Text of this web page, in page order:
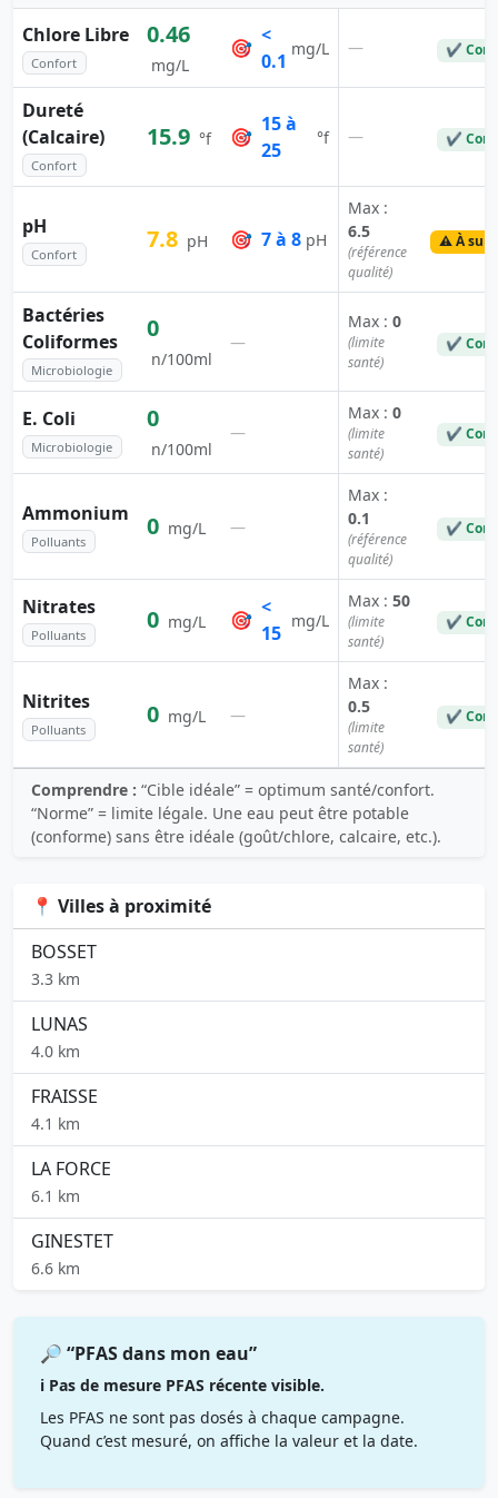
Chlore Libre
Confort
0.46
mg/L
🎯
<
0.1
mg/L — ✔
Dureté
(Calcaire)
Confort
15.9 °f 🎯
15 à
25
°f — ✔
pH
Confort
7.8 pH 🎯 7 à 8 pH
Max :
6.5
(référence
qualité)
⚠️ À
Bactéries
Coliformes
Microbiologie
0
n/100ml
—
Max : 0
(limite
santé)
✔
E. Coli
Microbiologie
0
n/100ml
—
Max : 0
(limite
santé)
✔
Ammonium
Polluants
0 mg/L —
Max :
0.1
(référence
qualité)
✔
Nitrates
Polluants
0 mg/L 🎯
<
15
mg/L
Max : 50
(limite
santé)
✔
Nitrites
Polluants
0 mg/L —
Max :
0.5
(limite
santé)
✔
Comprendre : “Cible idéale” = optimum santé/confort.
“Norme” = limite légale. Une eau peut être potable
(conforme) sans être idéale (goût/chlore, calcaire, etc.).
📍 Villes à proximité
BOSSET
3.3 km
LUNAS
4.0 km
FRAISSE
4.1 km
LA FORCE
6.1 km
GINESTET
6.6 km
🔎 “PFAS dans mon eau”
ℹ️ Pas de mesure PFAS récente visible.
Les PFAS ne sont pas dosés à chaque campagne.
Quand c’est mesuré, on affiche la valeur et la date.